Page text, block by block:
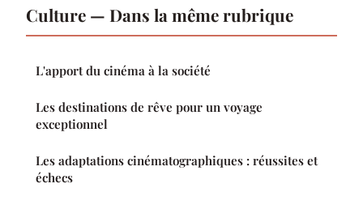
Culture — Dans la même rubrique
L'apport du cinéma à la société
Les destinations de rêve pour un voyage
exceptionnel
Les adaptations cinématographiques : réussites et
échecs